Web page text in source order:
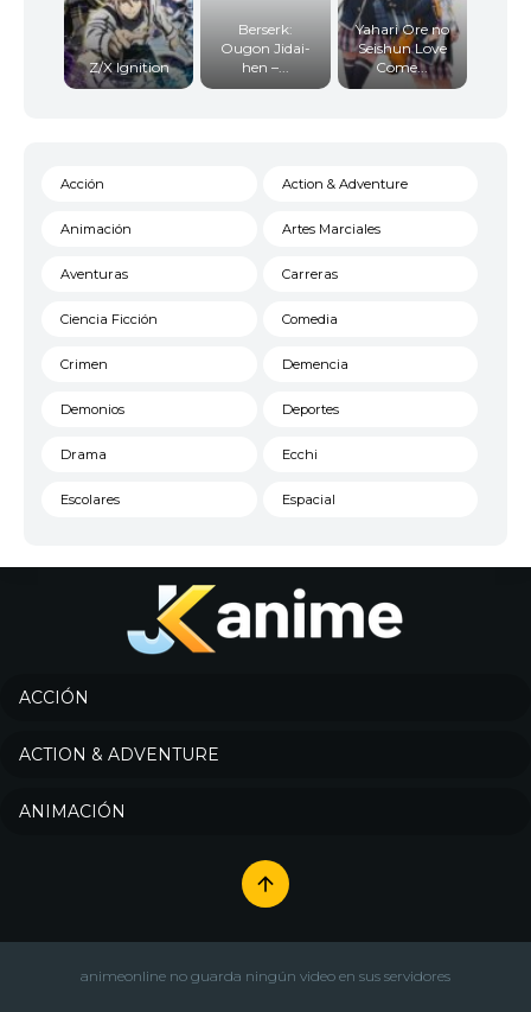
Z/X Ignition
Berserk:
Ougon Jidai-
hen –...
Yahari Ore no
Seishun Love
Come...
Acción Action & Adventure
Animación Artes Marciales
Aventuras Carreras
Ciencia Ficción Comedia
Crimen Demencia
Demonios Deportes
Drama Ecchi
Escolares Espacial
Historico
Josei
Música
Romance
ACCIÓN
ACTION & ADVENTURE
ANIMACIÓN
animeonline no guarda ningún video en sus servidores